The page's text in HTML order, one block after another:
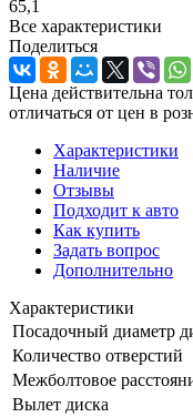
65,1
Все характеристики
Поделиться
Цена действительна
отличаться от цен в
Характеристики
Наличие
Отзывы
Подходит к авто
Как купить
Задать вопрос
Дополнительно
Характеристики
Посадочный диаметр
Количество отверстий
Межболтовое
Вылет диска